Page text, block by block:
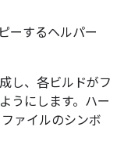
ーするヘルパー
し、各ビルドがフ
うにします。ハー
ァイルのシンボ